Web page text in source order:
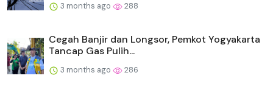
3 months ago 288
Cegah Banjir dan Longsor, Pemkot Yogyakarta
Tancap Gas Pulih...
3 months ago 286